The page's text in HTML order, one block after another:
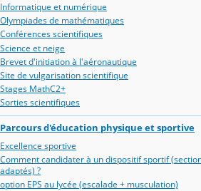
Informatique et numérique
Olympiades de mathématiques
Conférences scientifiques
Science et neige
Brevet d'initiation à l'aéronautique
Site de vulgarisation scientifique
Stages MathC2+
Sorties scientifiques
Parcours d'éducation physique et sportive
Excellence sportive
Comment candidater à un dispositif sportif
adaptés) ?
option EPS au lycée (escalade + musculation)